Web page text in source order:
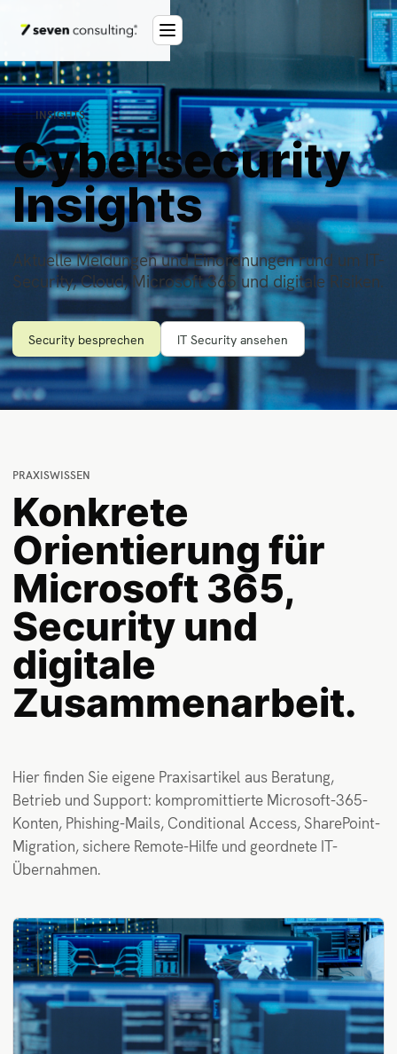
INSIGHTS
Cybersecurity
Insights
Aktuelle Meldungen und Einordnungen rund um IT-
Security, Cloud, Microsoft 365 und digitale Risiken.
Security besprechen IT Security ansehen
PRAXISWISSEN
Konkrete
Orientierung für
Microsoft 365,
Security und
digitale
Zusammenarbeit.
Hier finden Sie eigene Praxisartikel aus Beratung,
Betrieb und Support: kompromittierte Microsoft-365-
Konten, Phishing-Mails, Conditional Access, SharePoint-
Migration, sichere Remote-Hilfe und geordnete IT-
Übernahmen.